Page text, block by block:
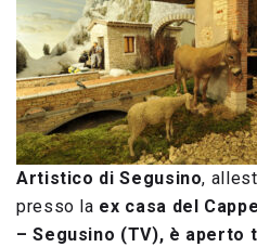
Artistico di Segusino,
presso la ex casa del
– Segusino (TV), è